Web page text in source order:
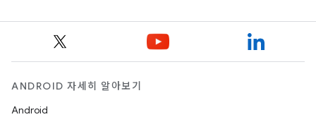
ANDROID 자세히 알아보기
Android